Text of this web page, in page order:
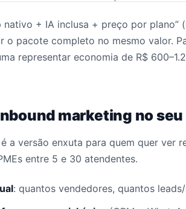
nativo + IA inclusa + preço por plano”
o pacote completo no mesmo valor.
representar economia de R$
marketing no
a versão enxuta para quem quer ver
entre 5 e 30 atendentes.
: quantos vendedores, quantos